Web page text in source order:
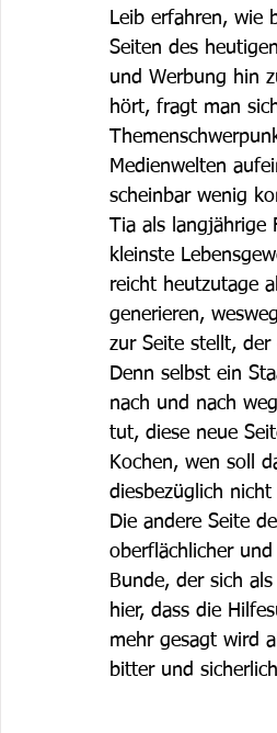
Leib erfahren, wie
Seiten des
und Werbung hin
hört, fragt man
Medienwelten
scheinbar wenig
Tia als langjährige
kleinste
reicht heutzutage
generieren,
zur Seite stellt,
Denn selbst ein
nach und nach
tut, diese neue
Kochen, wen soll
diesbezüglich
Die andere Seite
oberflächlicher
Bunde, der sich
hier, dass die
mehr gesagt wird
bitter und